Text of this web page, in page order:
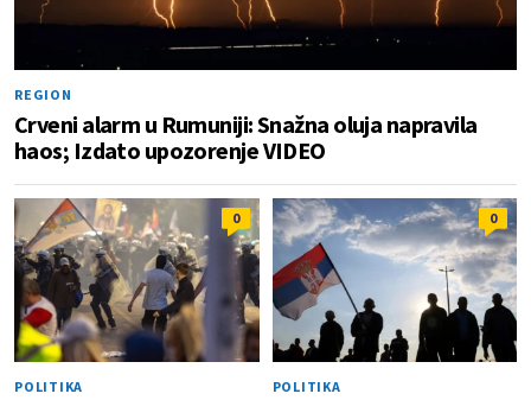
REGION
Crveni alarm u Rumuniji: Snažna oluja napravila
haos; Izdato upozorenje VIDEO
0
POLITIKA
0
POLITIKA